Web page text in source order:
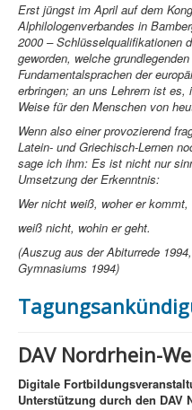
Erst jüngst im April auf dem
Alphilologenverbandes in
2000 – Schlüsselqualifikationen
geworden, welche
Fundamentalsprachen der
erbringen; an uns Lehrern ist es,
Weise für den Menschen von
Wenn also einer provozierend
Latein- und Griechisch-Lernen
sage ich ihm: Es ist nicht nur
Umsetzung der Erkenntnis:
Wer nicht weiß, woher er kommt,
weiß nicht, wohin er geht.
(Auszug aus der Abiturrede
Gymnasiums 1994)
DAV Nordrhein-
Digitale
Unterstützung durch den DAV